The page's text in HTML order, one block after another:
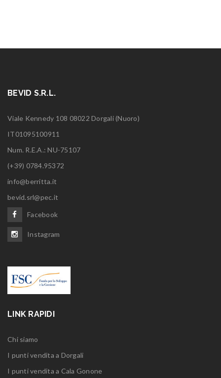
BEVID S.R.L.
Viale Kennedy 108 08022 Dorgali (Nuoro)
IT01095100911
Num. R.E.A.: NU-75107
(+39) 0784.95372
info@berritta.it
bevid.srl@pec.it
Facebook
Instagram
LINK RAPIDI
Chi siamo
I punti vendita a Dorgali
I punti vendita a Cala Gonone